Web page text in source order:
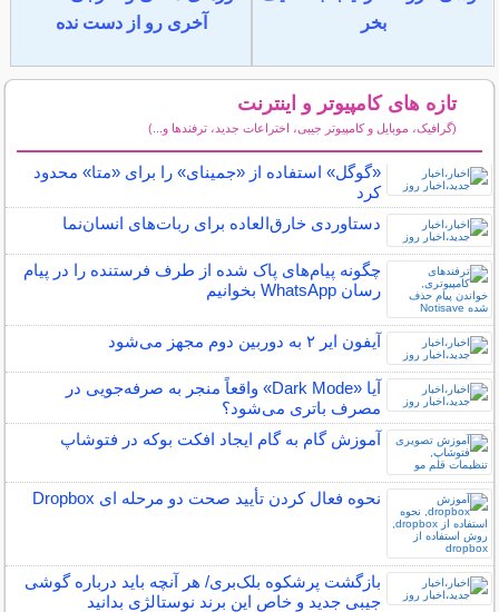
بخر
آخری رو از دست نده
تازه های کامپیوتر و اینترنت
(گرافیک، موبایل و کامپیوتر جیبی، اختراعات جدید، ترفندها و...)
«گوگل» استفاده از «جمینای» را برای «متا» محدود
کرد
دستاوردی خارق‌العاده برای ربات‌های انسان‌نما
چگونه پیام‌های پاک شده از طرف فرستنده را در پیام
رسان WhatsApp بخوانیم
آیفون ایر ۲ به دوربین دوم مجهز می‌شود
آیا «Dark Mode» واقعاً منجر به صرفه‌جویی در
مصرف باتری می‌شود؟
آموزش گام به گام ایجاد افکت بوکه در فتوشاپ
نحوه فعال کردن تأیید صحت دو مرحله ای Dropbox
بازگشت پرشکوه بلک‌بری/ هر آنچه باید درباره گوشی
جیبی جدید و خاص این برند نوستالژی بدانید